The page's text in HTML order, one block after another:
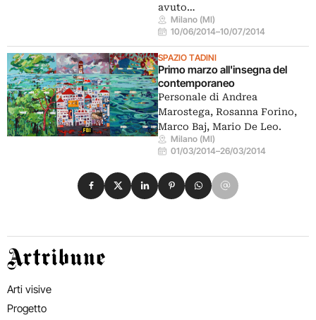
avuto…
Milano (MI)
10/06/2014–10/07/2014
SPAZIO TADINI
Primo marzo all'insegna del
contemporaneo
Personale di Andrea
Marostega, Rosanna Forino,
Marco Baj, Mario De Leo.
Milano (MI)
01/03/2014–26/03/2014
Condividi su Facebook
Condividi su X
Condividi su LinkedIn
Condividi su Pinterest
Condividi su WhatsApp
Condividi su Email
Artribune
Arti visive
Progetto